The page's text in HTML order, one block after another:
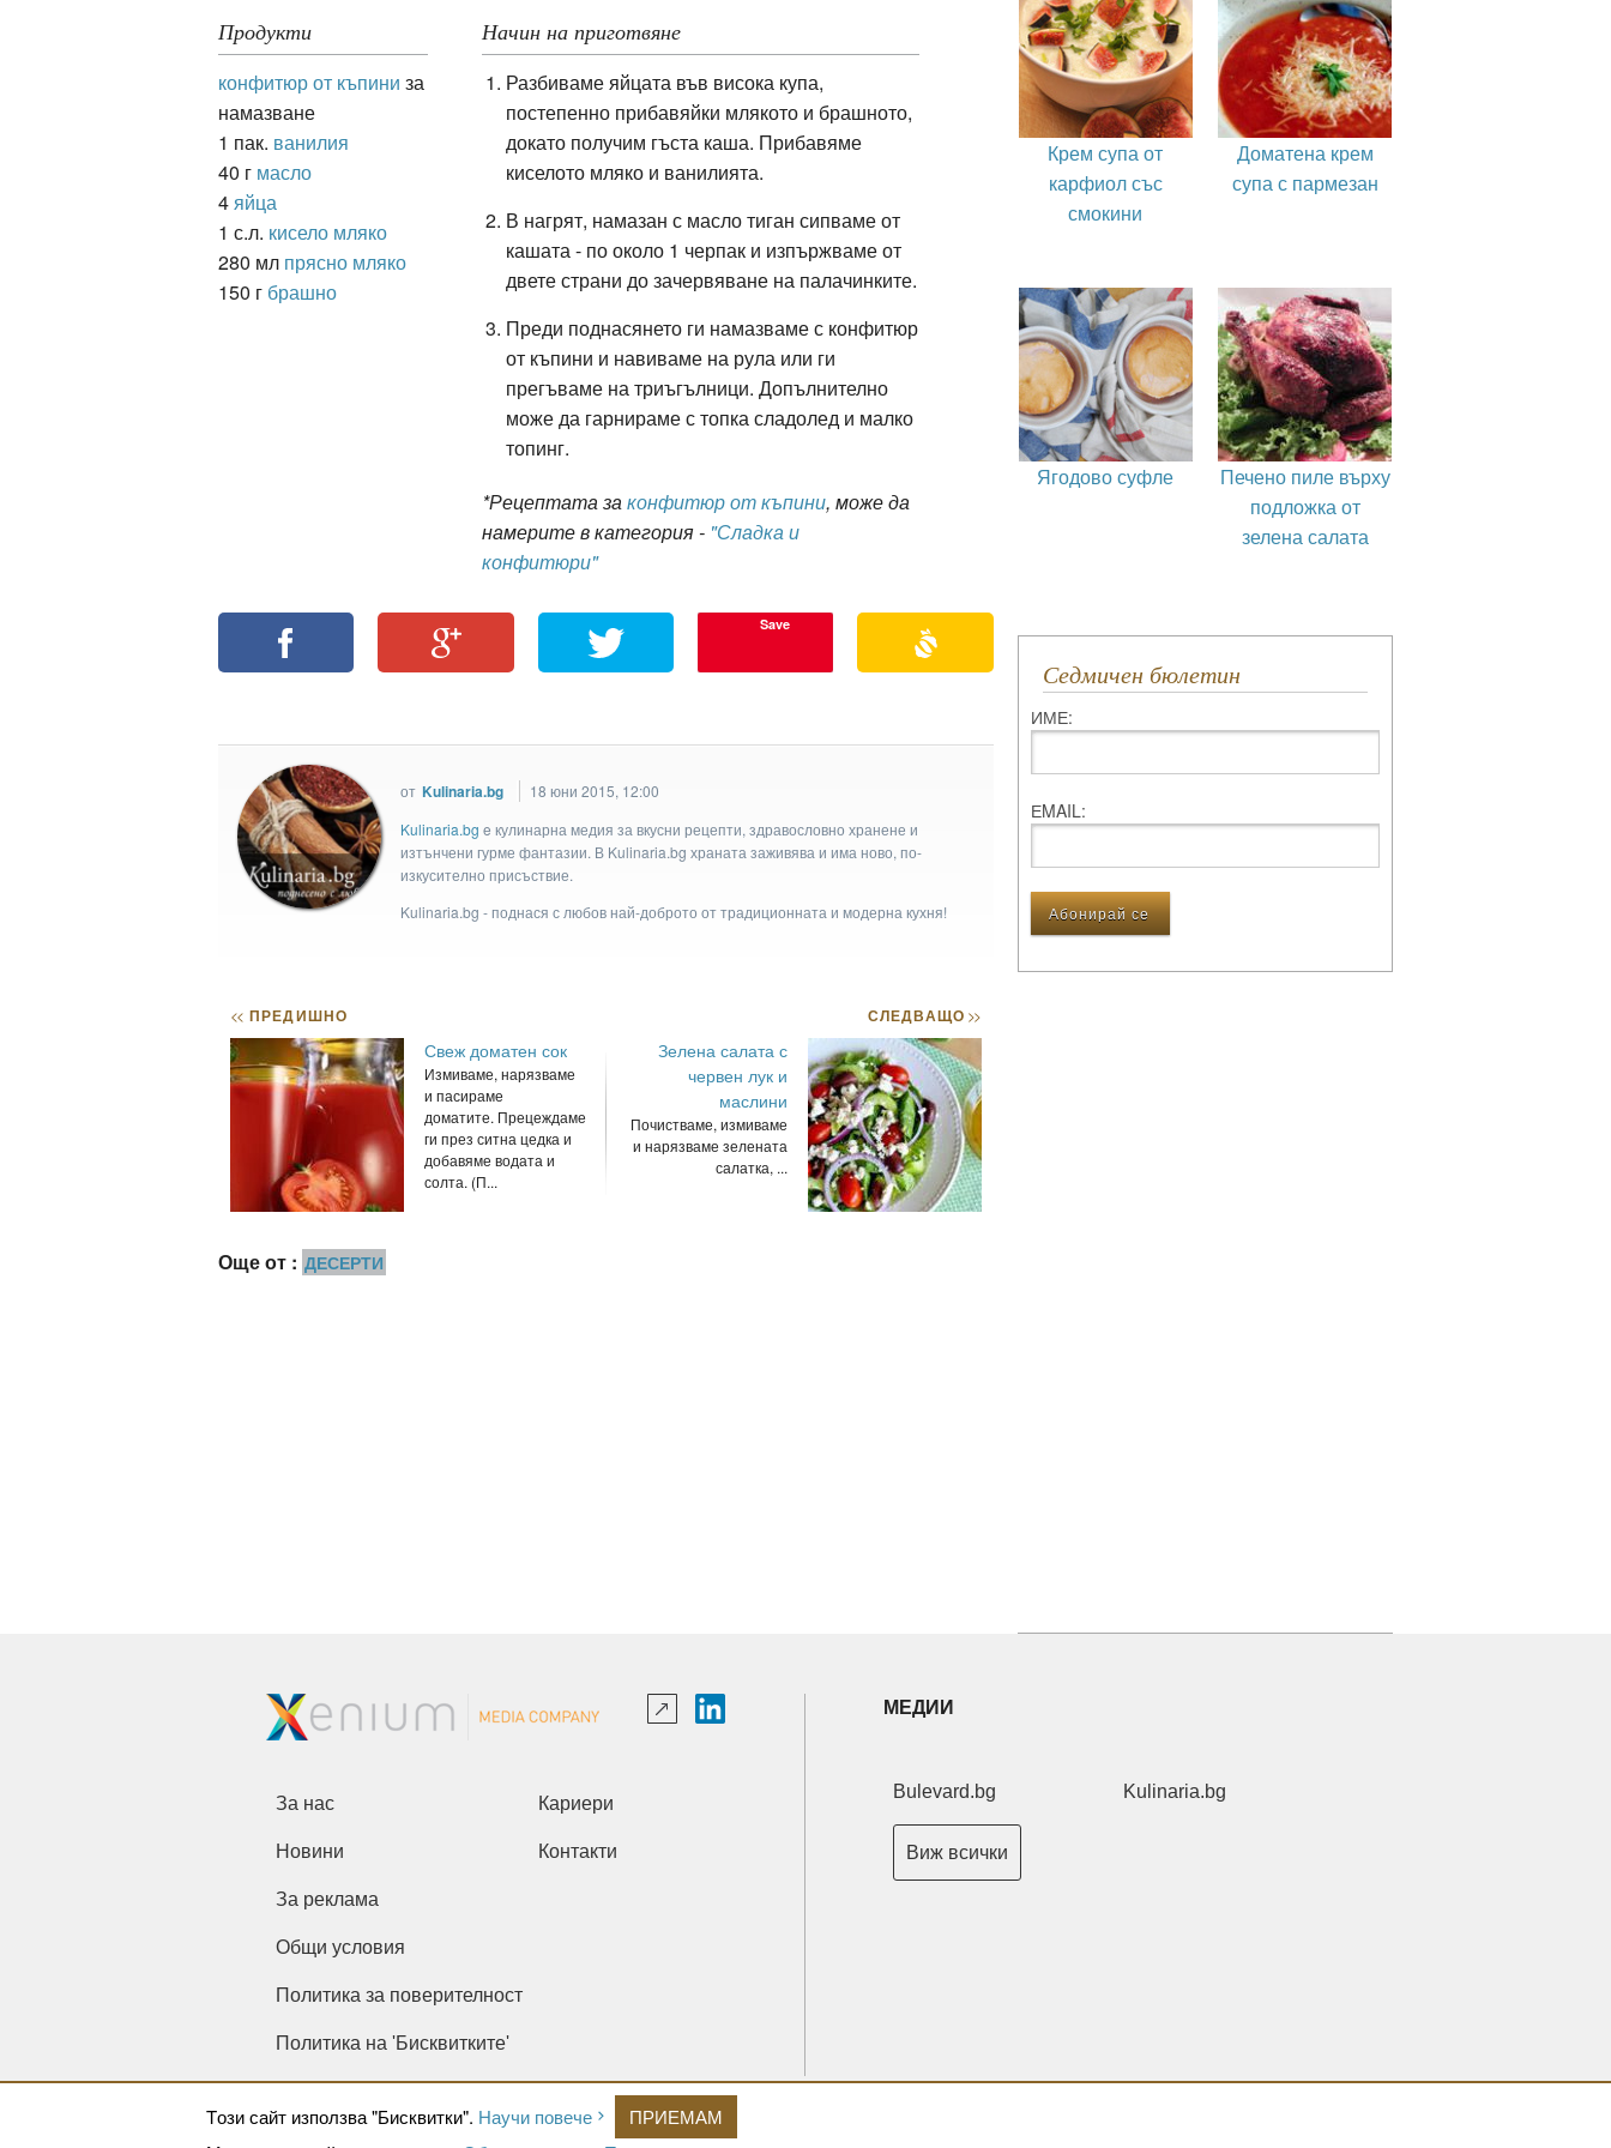
Продукти
конфитюр от къпини за
намазване
1 пак. ванилия
40 г масло
4яйца
1 с.л. кисело мляко
280 мл прясно мляко
150 г брашно
Начин на приготвяне
Разбиваме яйцата във висока купа,
постепенно прибавяйки млякото и брашното,
докато получим гъста каша. Прибавяме
киселото мляко и ванилията.
В нагрят, намазан с масло тиган сипваме от
кашата - по около 1 черпак и изпържваме от
двете страни до зачервяване на палачинките.
Преди поднасянето ги намазваме с конфитюр
от къпини и навиваме на рула или ги
прегъваме на триъгълници. Допълнително
може да гарнираме с топка сладолед и малко
топинг.
*Рецептата законфитюр от къпини, може да
намерите в категория - "Сладка и
конфитюри"
Save
от Kulinaria.bg
18 юни 2015, 12:00
Kulinaria.bg e кулинарна медия за вкусни рецепти, здравословно хранене и
изтънчени гурме фантазии. В Kulinaria.bg храната заживява и има ново, по-
изкусително присъствие.
Kulinaria.bg - поднася с любов най-доброто от традиционната и модерна кухня!
<< ПРЕДИШНО
Свеж доматен сок
Измиваме, нарязваме
и пасираме
доматите. Прецеждаме
ги през ситна цедка и
добавяме водата и
солта. (П...
СЛЕДВАЩО>>
Зелена салата с
червен лук и
маслини
Почистваме, измиваме
и нарязваме зелената
салатка, ...
Още от : ДЕСЕРТИ
Крем супа от
карфиол със
смокини
Доматена крем
супа с пармезан
Ягодово суфле
Печено пиле върху
подложка от
зелена салата
Седмичен бюлетин
ИМЕ:
ЕMAIL:
Tози сайт използва "Бисквитки". Научи повече
ПРИЕМАМ
За нас Кариери
Новини Контакти
За реклама
Общи условия
Политика за поверителност
Политика на 'Бисквитките'
МЕДИИ
Bulevard.bg Kulinaria.bg
Виж всички
Copyright © 2026 Ксениум ООД. Всички права запазени.